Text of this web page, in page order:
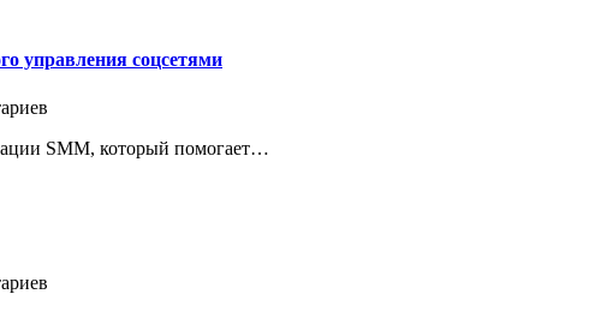
управления соцсетями
SMM, который помогает…